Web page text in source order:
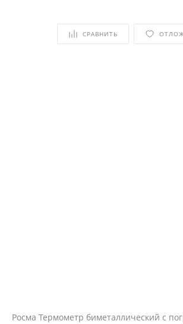
СРАВНИТЬ
Росма Термометр биметаллический с